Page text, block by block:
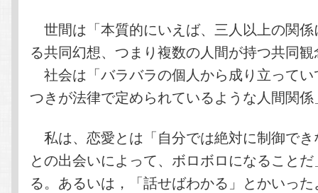
世間は「本質的にいえば、三人以上の関
る共同幻想、つまり複数の人間が持つ共同
社会は「バラバラの個人から成り立って
つきが法律で定められているような人間関
私は、恋愛とは「自分では絶対に制御で
との出会いによって、ボロボロになること
る。あるいは，「話せばわかる」とかいっ